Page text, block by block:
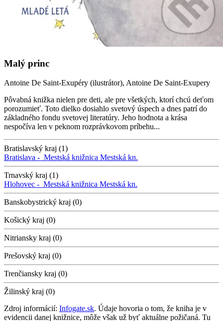
Malý princ
Antoine De Saint-Exupéry (ilustrátor), Antoine De Saint-Exupery
Pôvabná knižka nielen pre deti, ale pre všetkých, ktorí chcú deťom
porozumieť. Toto dielko dosiahlo svetový úspech a dnes patrí do
základného fondu svetovej literatúry. Jeho hodnota a krása
nespočíva len v peknom rozprávkovom príbehu...
Bratislavský kraj (1)
Bratislava - Mestská knižnica Mestská kn.
Trnavský kraj (1)
Hlohovec - Mestská knižnica Mestská kn.
Banskobystrický kraj (0)
Košický kraj (0)
Nitriansky kraj (0)
Prešovský kraj (0)
Trenčiansky kraj (0)
Žilinský kraj (0)
Zdroj informácií: Infogate.sk. Údaje hovoria o tom, že kniha je v
evidencii danej knižnice, môže však už byť aktuálne požičaná. Tu